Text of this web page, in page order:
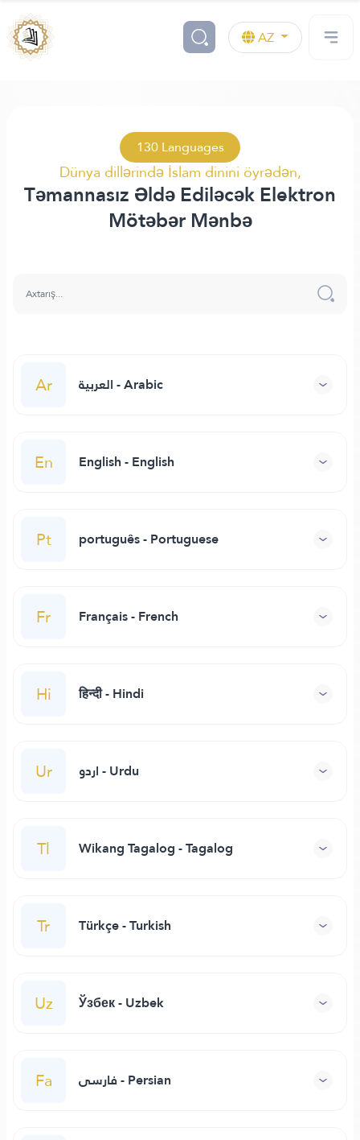
AZ
130 Languages
Dünya dillərində İslam dinini öyrədən,
Təmannasız Əldə Ediləcək Elektron
Mötəbər Mənbə
Ar العربية - Arabic
En English - English
Pt português - Portuguese
Fr Français - French
Hi हिन्दी - Hindi
Ur اردو - Urdu
Tl Wikang Tagalog - Tagalog
Tr Türkçe - Turkish
Uz Ўзбек - Uzbek
Fa فارسی - Persian